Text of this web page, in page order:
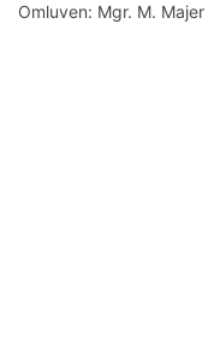
Omluven: Mgr. M. Majer